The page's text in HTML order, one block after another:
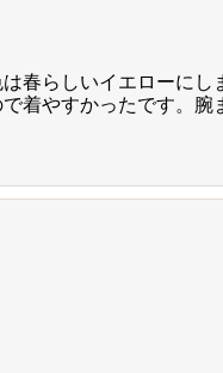
春らしいイエローにし
着やすかったです。腕